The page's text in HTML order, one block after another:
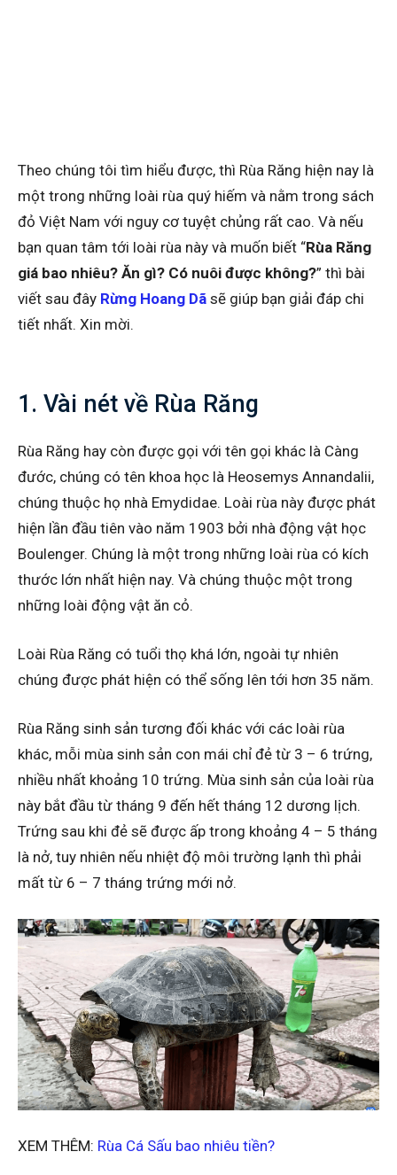
Theo chúng tôi tìm hiểu được, thì Rùa Răng hiện nay là
một trong những loài rùa quý hiếm và nằm trong sách
đỏ Việt Nam với nguy cơ tuyệt chủng rất cao. Và nếu
bạn quan tâm tới loài rùa này và muốn biết “Rùa Răng
giá bao nhiêu? Ăn gì? Có nuôi được không?” thì bài
viết sau đây Rừng Hoang Dã sẽ giúp bạn giải đáp chi
tiết nhất. Xin mời.
1. Vài nét về Rùa Răng
Rùa Răng hay còn được gọi với tên gọi khác là Càng
đước, chúng có tên khoa học là Heosemys Annandalii,
chúng thuộc họ nhà Emydidae. Loài rùa này được phát
hiện lần đầu tiên vào năm 1903 bởi nhà động vật học
Boulenger. Chúng là một trong những loài rùa có kích
thước lớn nhất hiện nay. Và chúng thuộc một trong
những loài động vật ăn cỏ.
Loài Rùa Răng có tuổi thọ khá lớn, ngoài tự nhiên
chúng được phát hiện có thể sống lên tới hơn 35 năm.
Rùa Răng sinh sản tương đối khác với các loài rùa
khác, mỗi mùa sinh sản con mái chỉ đẻ từ 3 – 6 trứng,
nhiều nhất khoảng 10 trứng. Mùa sinh sản của loài rùa
này bắt đầu từ tháng 9 đến hết tháng 12 dương lịch.
Trứng sau khi đẻ sẽ được ấp trong khoảng 4 – 5 tháng
là nở, tuy nhiên nếu nhiệt độ môi trường lạnh thì phải
mất từ 6 – 7 tháng trứng mới nở.
XEM THÊM: Rùa Cá Sấu bao nhiêu tiền?